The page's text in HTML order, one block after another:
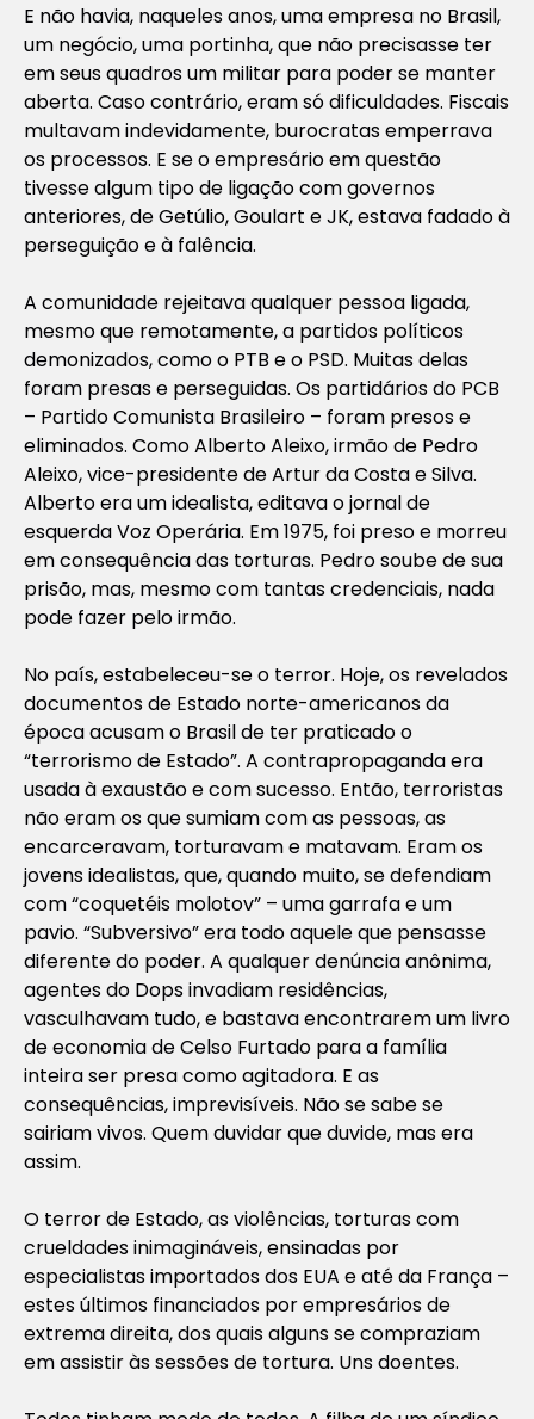
E não havia, naqueles anos, uma empresa no Brasil,
um negócio, uma portinha, que não precisasse ter
em seus quadros um militar para poder se manter
aberta. Caso contrário, eram só dificuldades. Fiscais
multavam indevidamente, burocratas emperrava
os processos. E se o empresário em questão
tivesse algum tipo de ligação com governos
anteriores, de Getúlio, Goulart e JK, estava fadado à
perseguição e à falência.
A comunidade rejeitava qualquer pessoa ligada,
mesmo que remotamente, a partidos políticos
demonizados, como o PTB e o PSD. Muitas delas
foram presas e perseguidas. Os partidários do PCB
– Partido Comunista Brasileiro – foram presos e
eliminados. Como Alberto Aleixo, irmão de Pedro
Aleixo, vice-presidente de Artur da Costa e Silva.
Alberto era um idealista, editava o jornal de
esquerda Voz Operária. Em 1975, foi preso e morreu
em consequência das torturas. Pedro soube de sua
prisão, mas, mesmo com tantas credenciais, nada
pode fazer pelo irmão.
No país, estabeleceu-se o terror. Hoje, os revelados
documentos de Estado norte-americanos da
época acusam o Brasil de ter praticado o
“terrorismo de Estado”. A contrapropaganda era
usada à exaustão e com sucesso. Então, terroristas
não eram os que sumiam com as pessoas, as
encarceravam, torturavam e matavam. Eram os
jovens idealistas, que, quando muito, se defendiam
com “coquetéis molotov” – uma garrafa e um
pavio. “Subversivo” era todo aquele que pensasse
diferente do poder. A qualquer denúncia anônima,
agentes do Dops invadiam residências,
vasculhavam tudo, e bastava encontrarem um livro
de economia de Celso Furtado para a família
inteira ser presa como agitadora. E as
consequências, imprevisíveis. Não se sabe se
sairiam vivos. Quem duvidar que duvide, mas era
assim.
O terror de Estado, as violências, torturas com
crueldades inimagináveis, ensinadas por
especialistas importados dos EUA e até da França –
estes últimos financiados por empresários de
extrema direita, dos quais alguns se compraziam
em assistir às sessões de tortura. Uns doentes.